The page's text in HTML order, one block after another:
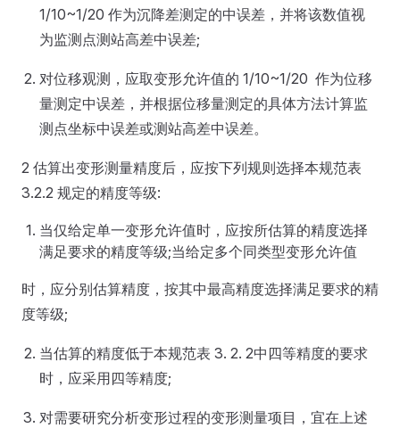
1/10~1/20 作为沉降差测定的中误差，并将该数值视
为监测点测站高差中误差;
对位移观测，应取变形允许值的 1/10~1/20 作为位移
量测定中误差，并根据位移量测定的具体方法计算监
测点坐标中误差或测站高差中误差。
2 估算出变形测量精度后，应按下列规则选择本规范表
3.2.2 规定的精度等级:
当仅给定单一变形允许值时，应按所估算的精度选择
满足要求的精度等级;当给定多个同类型变形允许值
时，应分别估算精度，按其中最高精度选择满足要求的精
度等级;
当估算的精度低于本规范表 3. 2. 2中四等精度的要求
时，应采用四等精度;
对需要研究分析变形过程的变形测量项目，宜在上述